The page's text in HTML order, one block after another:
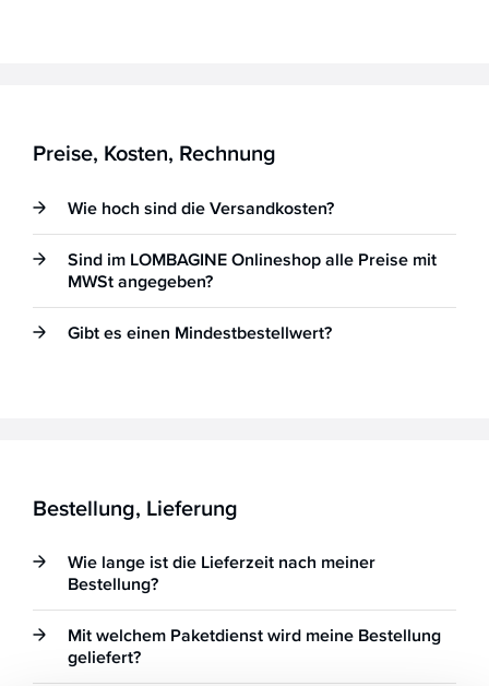
Preise, Kosten, Rechnung
Wie hoch sind die Versandkosten?
Sind im LOMBAGINE Onlineshop alle Preise mit
MWSt angegeben?
Gibt es einen Mindestbestellwert?
Bestellung, Lieferung
Wie lange ist die Lieferzeit nach meiner
Bestellung?
Mit welchem Paketdienst wird meine Bestellung
geliefert?